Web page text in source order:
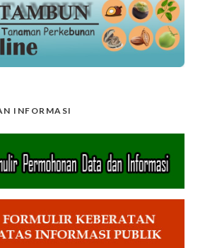
INFORMASI